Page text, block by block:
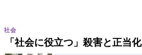
「社会に役立つ」殺害と正当化
社会